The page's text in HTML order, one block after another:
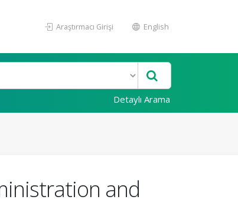
Araştırmacı Girişi English
Detaylı Arama
and